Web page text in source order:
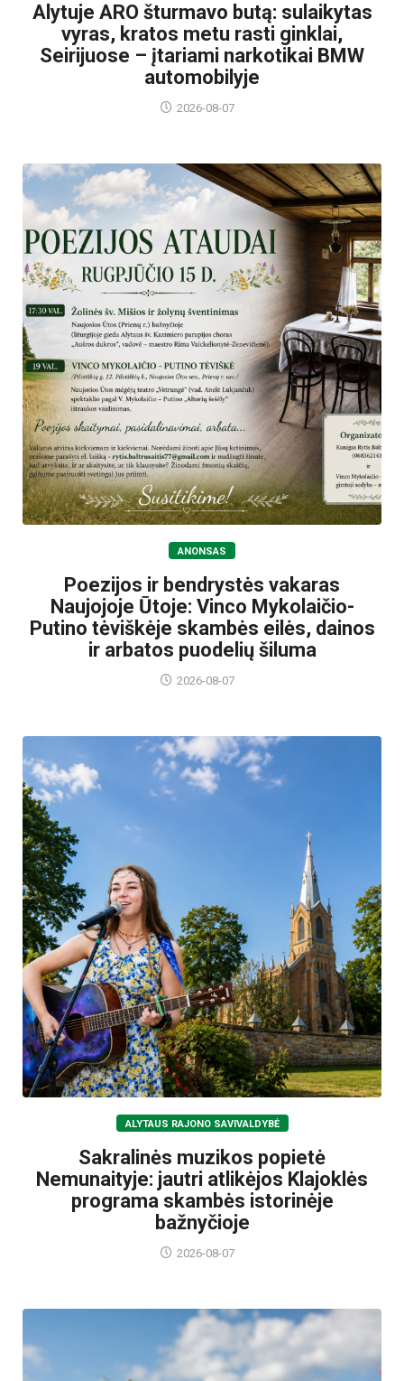
Alytuje ARO šturmavo butą: sulaikytas
vyras, kratos metu rasti ginklai,
Seirijuose – įtariami narkotikai BMW
automobilyje
2026-08-07
ANONSAS
Poezijos ir bendrystės vakaras
Naujojoje Ūtoje: Vinco Mykolaičio-
Putino tėviškėje skambės eilės, dainos
ir arbatos puodelių šiluma
2026-08-07
ALYTAUS RAJONO SAVIVALDYBĖ
Sakralinės muzikos popietė
Nemunaityje: jautri atlikėjos Klajoklės
programa skambės istorinėje
bažnyčioje
2026-08-07